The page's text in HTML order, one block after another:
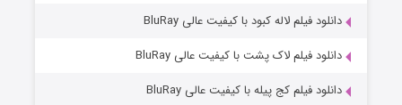
دانلود فیلم لاله کبود با کیفیت عالی BluRay
دانلود فیلم لاک پشت با کیفیت عالی BluRay
دانلود فیلم کج‌ پیله با کیفیت عالی BluRay